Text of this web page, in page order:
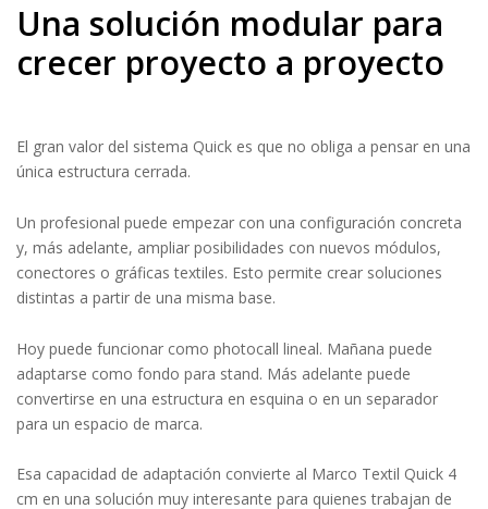
Una solución modular para
crecer proyecto a proyecto
El gran valor del sistema Quick es que no obliga a pensar en una
única estructura cerrada.
Un profesional puede empezar con una configuración concreta
y, más adelante, ampliar posibilidades con nuevos módulos,
conectores o gráficas textiles. Esto permite crear soluciones
distintas a partir de una misma base.
Hoy puede funcionar como photocall lineal. Mañana puede
adaptarse como fondo para stand. Más adelante puede
convertirse en una estructura en esquina o en un separador
para un espacio de marca.
Esa capacidad de adaptación convierte al Marco Textil Quick 4
cm en una solución muy interesante para quienes trabajan de